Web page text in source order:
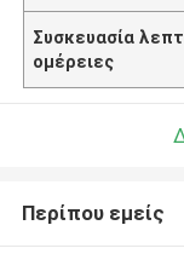
Συσκευασία λεπτ
ομέρειες
Περίπου εμείς